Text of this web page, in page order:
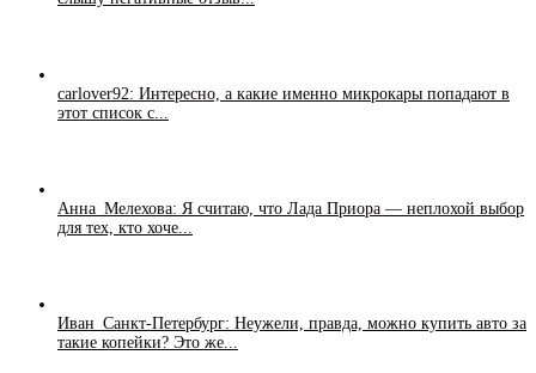
carlover92: Интересно, а какие именно микрокары попадают в
этот список с...
Анна_Мелехова: Я считаю, что Лада Приора — неплохой выбор
для тех, кто хоче...
Иван_Санкт-Петербург: Неужели, правда, можно купить авто за
такие копейки? Это же...